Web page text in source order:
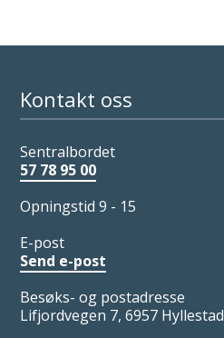
Kontakt oss
Sentralbordet
57 78 95 00
Opningstid 9 - 15
E-post
Send e-post
Besøks- og postadresse
Lifjordvegen 7, 6957 Hyllestad